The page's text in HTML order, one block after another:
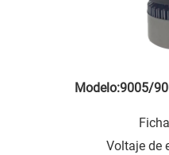
Modelo:9005/
Voltaje de